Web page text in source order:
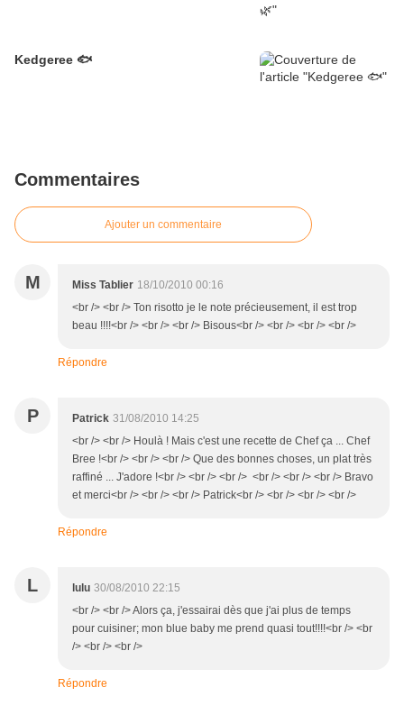
Kedgeree 🐟
Commentaires
Ajouter un commentaire
M Miss Tablier 18/10/2010 00:16
<br /> <br /> Ton risotto je le note précieusement, il est trop
beau !!!!<br /> <br /> <br /> Bisous<br /> <br /> <br /> <br />
Répondre
P Patrick 31/08/2010 14:25
<br /> <br /> Houlà ! Mais c'est une recette de Chef ça ... Chef
Bree !<br /> <br /> <br /> Que des bonnes choses, un plat très
raffiné ... J'adore !<br /> <br /> <br /> <br /> <br /> <br /> Bravo
et merci<br /> <br /> <br /> Patrick<br /> <br /> <br /> <br />
Répondre
L lulu 30/08/2010 22:15
<br /> <br /> Alors ça, j'essairai dès que j'ai plus de temps
pour cuisiner; mon blue baby me prend quasi tout!!!!<br /> <br
/> <br /> <br />
Répondre